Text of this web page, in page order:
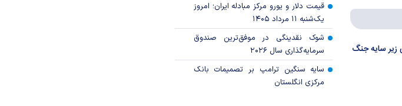
زیر سایه جنگ
قیمت دلار و یورو مرکز مبادله ایران؛ امروز
یک‌شنبه ۱۱ مرداد ۱۴۰۵
شوک نقدینگی در موفق‌ترین صندوق
سرمایه‌گذاری سال ۲۰۲۶
سایه سنگین ترامپ بر تصمیمات بانک
مرکزی انگلستان